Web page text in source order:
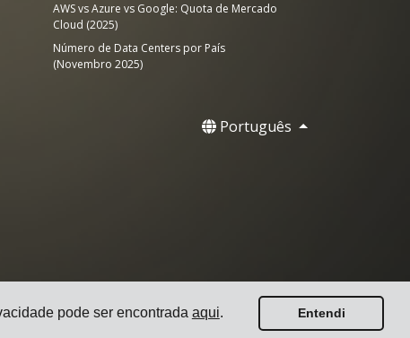
pode ser encontrada aqui. Entendi
AWS vs Azure vs Google: Quota de Mercado
Cloud (2025)
Número de Data Centers por País
(Novembro 2025)
Português